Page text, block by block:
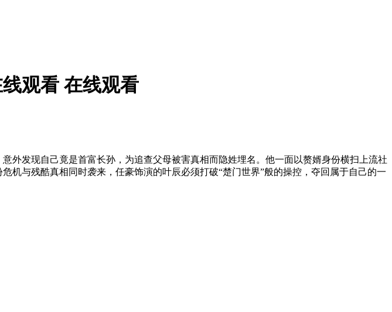
观看 在线观看
外发现自己竟是首富长孙，为追查父母被害真相而隐姓埋名。他一面以赘婿身份横扫上流社
机与残酷真相同时袭来，任豪饰演的叶辰必须打破“楚门世界”般的操控，夺回属于自己的一